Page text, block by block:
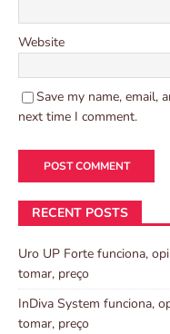
Website
Save my name, email,
next time I comment.
RECENT POSTS
Uro UP Forte funciona,
tomar, preço
InDiva System funciona,
tomar, preço